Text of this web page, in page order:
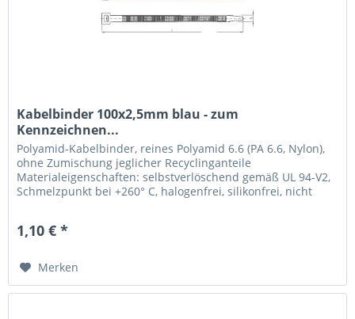
Kabelbinder 100x2,5mm blau - zum
Kennzeichnen...
Polyamid-Kabelbinder, reines Polyamid 6.6 (PA 6.6, Nylon),
ohne Zumischung jeglicher Recyclinganteile
Materialeigenschaften: selbstverlöschend gemäß UL 94-V2,
Schmelzpunkt bei +260° C, halogenfrei, silikonfrei, nicht
1,10 € *
Merken